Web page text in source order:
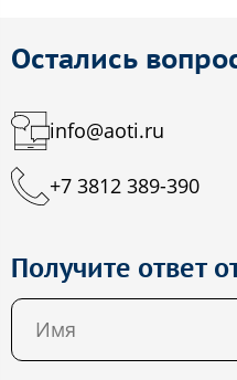
Остались
info@aoti.ru
+7 3812 389-390
Получите ответ